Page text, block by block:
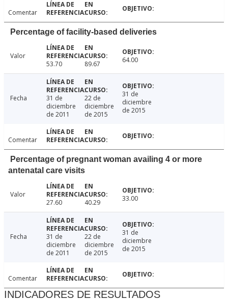
Comentar
Percentage of facility-based deliveries
Valor
53.70
89.67 64.00
Fecha
31 de
diciembre
de 2011
22 de
diciembre
de 2015
31 de
diciembre
de 2015
Comentar
Percentage of pregnant woman availing 4 or more
antenatal care visits
Valor
27.60
40.29 33.00
Fecha
31 de
diciembre
de 2011
22 de
diciembre
de 2015
31 de
diciembre
de 2015
Comentar
INDICADORES DE RESULTADOS